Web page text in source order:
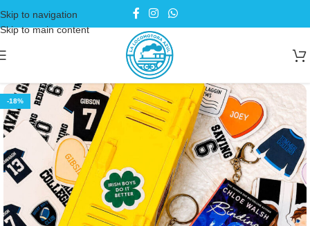
Skip to navigation
Skip to main content
-18%